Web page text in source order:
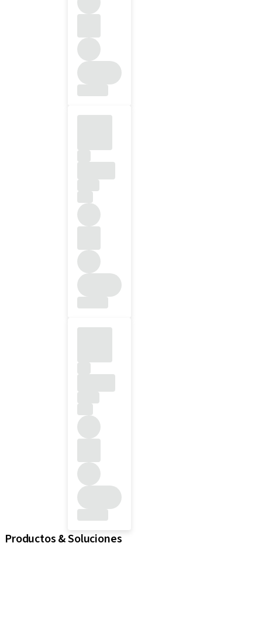
Productos & Soluciones